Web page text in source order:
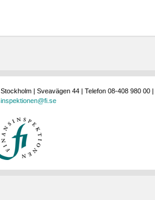
| Sveavägen 44 | Telefon 08-408 980 00 |